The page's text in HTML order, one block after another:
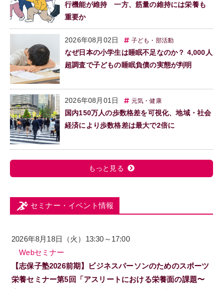
行機能が維持 一方、筋量の維持には栄養も
重要か
2026年08月02日 子ども・部活動
なぜ日本の小学生は睡眠不足なのか？ 4,000人
超調査で子どもの睡眠負債の実態が判明
2026年08月01日 元気・健康
国内150万人の歩数格差を可視化、地域・社会
経済により歩数格差は最大で2倍に
もっと見る
セミナー・イベント情報
2026年8月18日（火）13:30～17:00
Webセミナー
【志保子塾2026前期】ビジネスパーソンのためのスポーツ
栄養セミナー第5回「アスリートにおける栄養面の課題〜